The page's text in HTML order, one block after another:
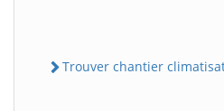
Trouver chantier